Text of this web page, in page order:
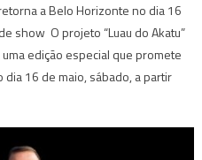
a Belo Horizonte no dia 16
show O projeto “Luau do Akatu”
edição especial que promete
16 de maio, sábado, a partir